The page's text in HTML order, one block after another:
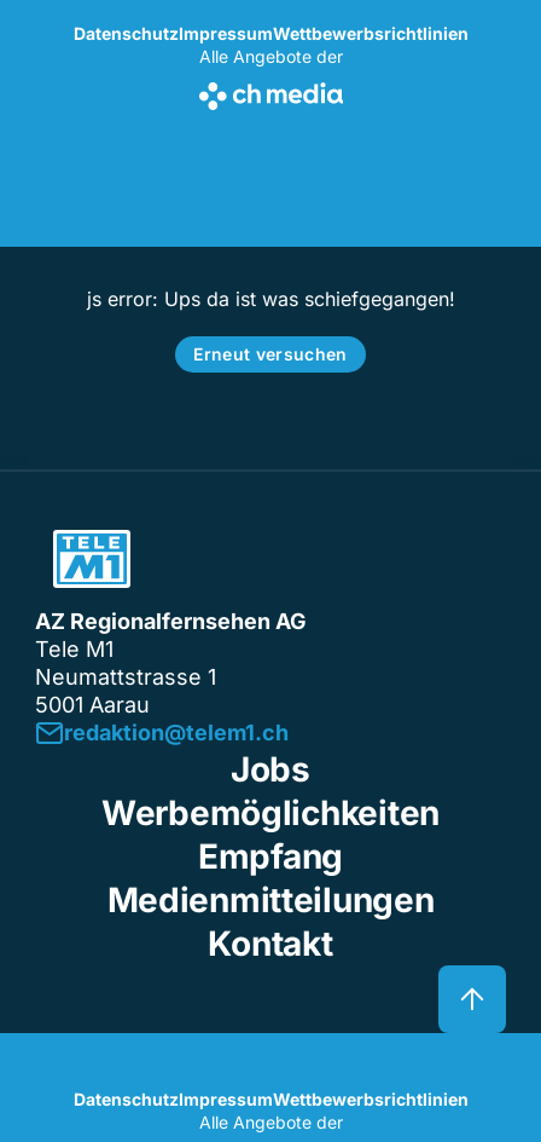
DatenschutzImpressumWettbewerbsrichtlinien
Alle Angebote der
js error: Ups da ist was schiefgegangen!
Erneut versuchen
AZ Regionalfernsehen AG
Tele M1
Neumattstrasse 1
5001 Aarau
redaktion@telem1.ch
Jobs
Werbemöglichkeiten
Empfang
Medienmitteilungen
Kontakt
DatenschutzImpressumWettbewerbsrichtlinien
Alle Angebote der